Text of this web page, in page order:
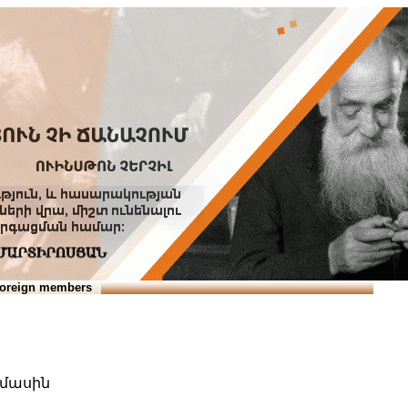
Տուն Օգնություն ՆԱԽԱՊԱՏՎՈՒԹՅՈՒՆՆԵՐ
members